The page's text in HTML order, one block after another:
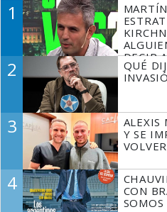
1
DECIR
TIENE
2
QUÉ
3
ALEXIS
Y SE
4
CON